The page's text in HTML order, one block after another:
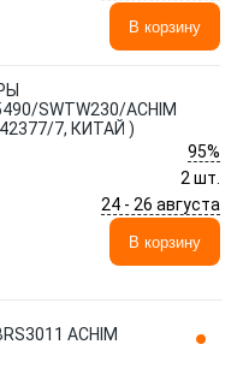
В корзину
SWTW230/ACHIM
7, КИТАЙ )
95%
2 шт.
24 - 26 августа
В корзину
ACHIM